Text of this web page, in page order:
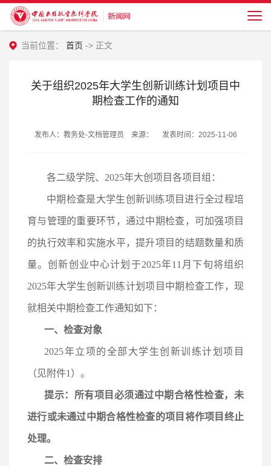
当前位置： 首页 -> 正文
关于组织2025年大学生创新训练计划项目中
期检查工作的通知
发布人：教务处-文档管理员 来源： 发表时间：2025-11-06
各二级学院、 2025年大创项目各项目组：
中期检查是大学生创新训练项目进行全过程培
育与管理的重要环节，通过中期检查，可加强项目
的执行效率和实施水平，提升项目的结题数量和质
量。创新创业中心计划于2025年11月下旬将组织
2025年大学生创新训练计划项目中期检查工作，现
就相关中期检查工作通知如下：
一、检查对象
2025年立项的全部大学生创新训练计划项目
（见附件1）。
提示： 所有项目必须通过中期合格性检查，未
进行或未通过中期合格性检查的项目将作项目终止
处理。
二、检查安排